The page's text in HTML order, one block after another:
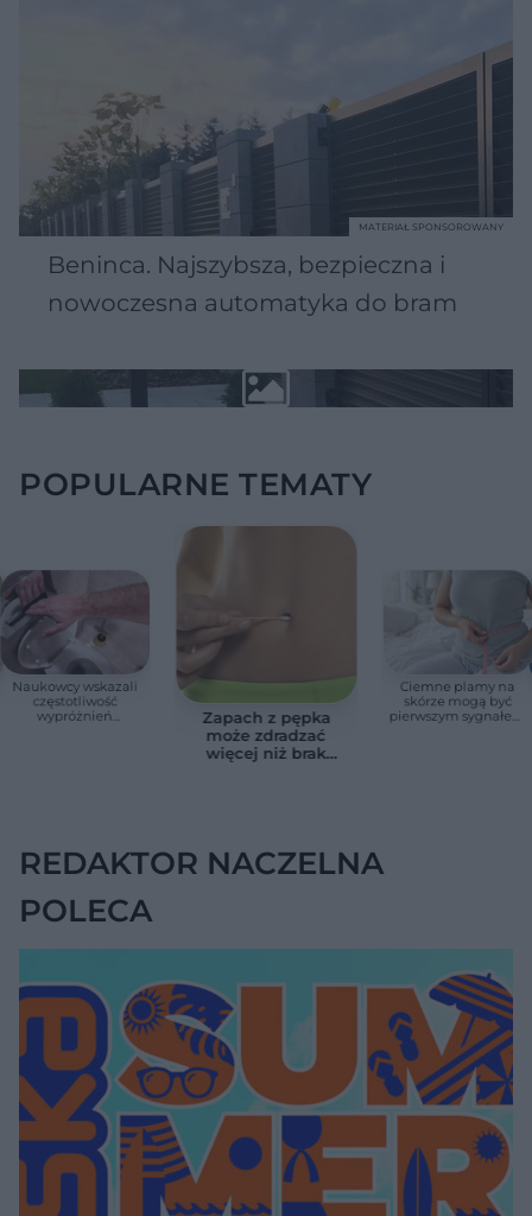
Beninca. Najszybsza, bezpieczna i
nowoczesna automatyka do bram
MATERIAŁ SPONSOROWANY
POPULARNE TEMATY
Naukowcy wskazali
częstotliwość
wypróżnień
Zapach z pępka
może zdradzać
więcej niż brak
Ciemne plamy na
skórze mogą być
pierwszym sygnałem
REDAKTOR NACZELNA
POLECA